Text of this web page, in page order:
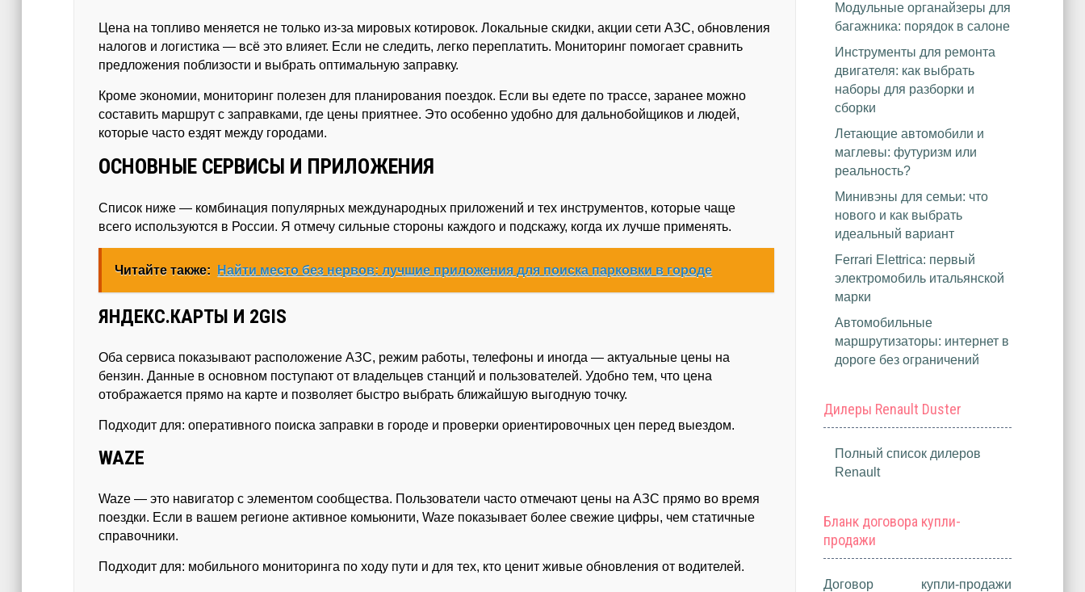
Цена на топливо меняется не только из-за мировых котировок. Локальные скидки, акции сети АЗС, обновления
налогов и логистика — всё это влияет. Если не следить, легко переплатить. Мониторинг помогает сравнить
предложения поблизости и выбрать оптимальную заправку.
Кроме экономии, мониторинг полезен для планирования поездок. Если вы едете по трассе, заранее можно
составить маршрут с заправками, где цены приятнее. Это особенно удобно для дальнобойщиков и людей,
которые часто ездят между городами.
ОСНОВНЫЕ СЕРВИСЫ И ПРИЛОЖЕНИЯ
Список ниже — комбинация популярных международных приложений и тех инструментов, которые чаще
всего используются в России. Я отмечу сильные стороны каждого и подскажу, когда их лучше применять.
Читайте также: Найти место без нервов: лучшие приложения для поиска парковки в городе
ЯНДЕКС.КАРТЫ И 2GIS
Оба сервиса показывают расположение АЗС, режим работы, телефоны и иногда — актуальные цены на
бензин. Данные в основном поступают от владельцев станций и пользователей. Удобно тем, что цена
отображается прямо на карте и позволяет быстро выбрать ближайшую выгодную точку.
Подходит для: оперативного поиска заправки в городе и проверки ориентировочных цен перед выездом.
WAZE
Waze — это навигатор с элементом сообщества. Пользователи часто отмечают цены на АЗС прямо во время
поездки. Если в вашем регионе активное комьюнити, Waze показывает более свежие цифры, чем статичные
справочники.
Подходит для: мобильного мониторинга по ходу пути и для тех, кто ценит живые обновления от водителей.
Модульные органайзеры для
багажника: порядок в салоне
Инструменты для ремонта
двигателя: как выбрать
наборы для разборки и
сборки
Летающие автомобили и
маглевы: футуризм или
реальность?
Минивэны для семьи: что
нового и как выбрать
идеальный вариант
Ferrari Elettrica: первый
электромобиль итальянской
марки
Автомобильные
маршрутизаторы: интернет в
дороге без ограничений
Дилеры Renault Duster
Полный список дилеров
Renault
Бланк договора купли-
продажи
Договор купли-продажи